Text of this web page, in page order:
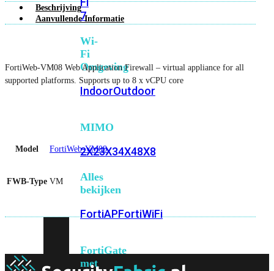
7
Wi-
Fi
Omgeving
IndoorOutdoor
MIMO
2X23X34X48X8
Alles
bekijken
FortiAPFortiWiFi
FortiGate
met
Beschrijving
Aanvullende Informatie
FortiWeb-VM08 Web Application Firewall – virtual appliance for all
supported platforms. Supports up to 8 x vCPU core
Model FortiWeb-VM08
FWB-Type VM